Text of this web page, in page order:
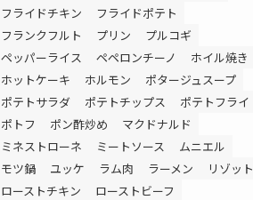
フライドチキン
フライドポテト
フランクフルト
プリン
プルコギ
ペッパーライス
ペペロンチーノ
ホイル焼き
ホットケーキ
ホルモン
ポタージュスープ
ポテトサラダ
ポテトチップス
ポテトフライ
ポトフ
ポン酢炒め
マクドナルド
ミネストローネ
ミートソース
ムニエル
モツ鍋
ユッケ ラム肉 ラーメン
リゾット
ローストチキン
ローストビーフ